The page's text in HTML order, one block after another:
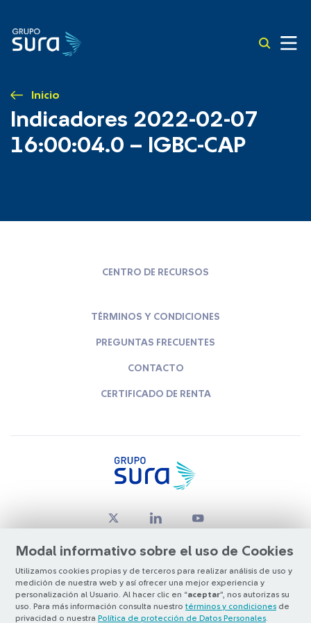
Inicio
Indicadores 2022-02-07
16:00:04.0 – IGBC-CAP
Modal informativo sobre el uso de Cookies
Utilizamos cookies propias y de terceros para realizar análisis de uso y
medición de nuestra web y así ofrecer una mejor experiencia y
personalización al Usuario. Al hacer clic en “aceptar”, nos autorizas su
uso. Para más información consulta nuestro términos y condiciones de
privacidad o nuestra Política de protección de Datos Personales
CENTRO DE RECURSOS
TÉRMINOS Y CONDICIONES
PREGUNTAS FRECUENTES
CONTACTO
CERTIFICADO DE RENTA
© Copyright Grupo SURA 2026